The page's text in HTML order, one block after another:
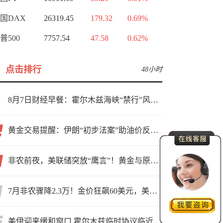
DAX 26319.45 179.32 0.69%
500 7757.54 47.58 0.62%
点击排行 48小时
8月7日财经早餐：霍尔木兹海峡“禁行”风波再起，油价急涨金价承压，非农夜市场博弈加剧
黄金交易提醒：伊朗“初步法案”助油价反弹逾3%，金价小幅承压，非农重磅来袭！
非农前夜，美联储突放“鹰言”！黄金与原油为何联手反攻？
7月非农骤降2.3万！金价狂飙60美元，美联储9月加息预期瞬间崩塌
美伊迎来缓和窗口 霍尔木兹临时协议临近落地